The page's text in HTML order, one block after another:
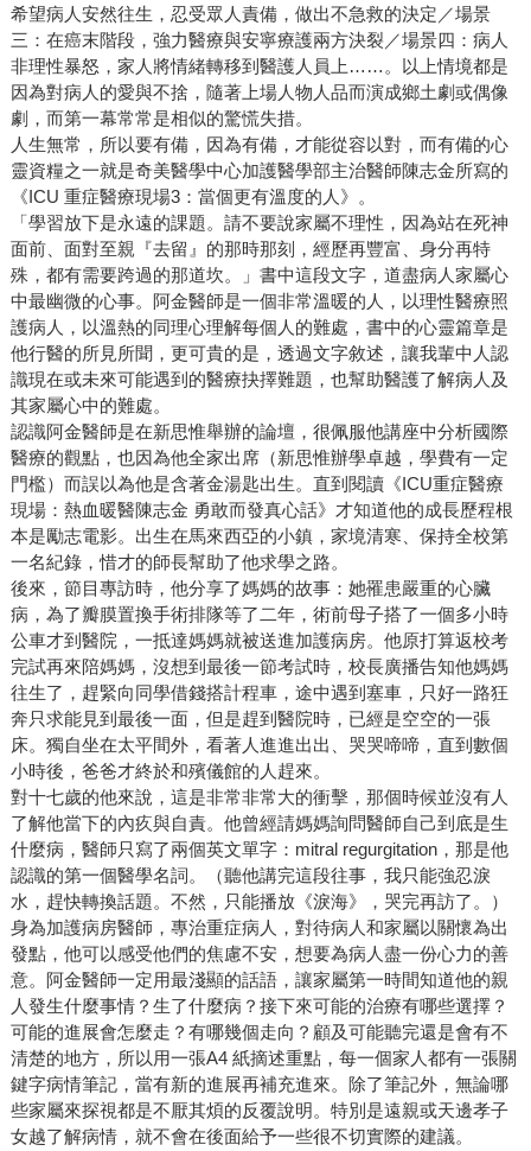
希望病人安然往生，忍受眾人責備，做出不急救的決定／場景
三：在癌末階段，強力醫療與安寧療護兩方決裂／場景四：病人
非理性暴怒，家人將情緒轉移到醫護人員上……。以上情境都是
因為對病人的愛與不捨，隨著上場人物人品而演成鄉土劇或偶像
劇，而第一幕常常是相似的驚慌失措。
人生無常，所以要有備，因為有備，才能從容以對，而有備的心
靈資糧之一就是奇美醫學中心加護醫學部主治醫師陳志金所寫的
《ICU 重症醫療現場3：當個更有溫度的人》。
「學習放下是永遠的課題。請不要說家屬不理性，因為站在死神
面前、面對至親『去留』的那時那刻，經歷再豐富、身分再特
殊，都有需要跨過的那道坎。」書中這段文字，道盡病人家屬心
中最幽微的心事。阿金醫師是一個非常溫暖的人，以理性醫療照
護病人，以溫熱的同理心理解每個人的難處，書中的心靈篇章是
他行醫的所見所聞，更可貴的是，透過文字敘述，讓我輩中人認
識現在或未來可能遇到的醫療抉擇難題，也幫助醫護了解病人及
其家屬心中的難處。
認識阿金醫師是在新思惟舉辦的論壇，很佩服他講座中分析國際
醫療的觀點，也因為他全家出席（新思惟辦學卓越，學費有一定
門檻）而誤以為他是含著金湯匙出生。直到閱讀《ICU重症醫療
現場：熱血暖醫陳志金 勇敢而發真心話》才知道他的成長歷程根
本是勵志電影。出生在馬來西亞的小鎮，家境清寒、保持全校第
一名紀錄，惜才的師長幫助了他求學之路。
後來，節目專訪時，他分享了媽媽的故事：她罹患嚴重的心臟
病，為了瓣膜置換手術排隊等了二年，術前母子搭了一個多小時
公車才到醫院，一抵達媽媽就被送進加護病房。他原打算返校考
完試再來陪媽媽，沒想到最後一節考試時，校長廣播告知他媽媽
往生了，趕緊向同學借錢搭計程車，途中遇到塞車，只好一路狂
奔只求能見到最後一面，但是趕到醫院時，已經是空空的一張
床。獨自坐在太平間外，看著人進進出出、哭哭啼啼，直到數個
小時後，爸爸才終於和殯儀館的人趕來。
對十七歲的他來說，這是非常非常大的衝擊，那個時候並沒有人
了解他當下的內疚與自責。他曾經請媽媽詢問醫師自己到底是生
什麼病，醫師只寫了兩個英文單字：mitral regurgitation，那是他
認識的第一個醫學名詞。（聽他講完這段往事，我只能強忍淚
水，趕快轉換話題。不然，只能播放《淚海》，哭完再訪了。）
身為加護病房醫師，專治重症病人，對待病人和家屬以關懷為出
發點，他可以感受他們的焦慮不安，想要為病人盡一份心力的善
意。阿金醫師一定用最淺顯的話語，讓家屬第一時間知道他的親
人發生什麼事情？生了什麼病？接下來可能的治療有哪些選擇？
可能的進展會怎麼走？有哪幾個走向？顧及可能聽完還是會有不
清楚的地方，所以用一張A4 紙摘述重點，每一個家人都有一張關
鍵字病情筆記，當有新的進展再補充進來。除了筆記外，無論哪
些家屬來探視都是不厭其煩的反覆說明。特別是遠親或天邊孝子
女越了解病情，就不會在後面給予一些很不切實際的建議。